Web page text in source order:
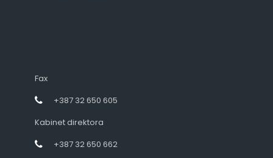
Fax
+387 32 650 605
Kabinet direktora
+387 32 650 662